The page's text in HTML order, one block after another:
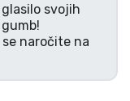
svojih
naročite na